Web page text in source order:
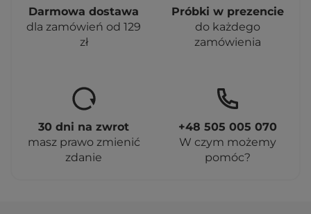
Darmowa dostawa
dla zamówień od 129
zł
Próbki w prezencie
do każdego
zamówienia
30 dni na zwrot
masz prawo zmienić
zdanie
+48 505 005 070
W czym możemy
pomóc?